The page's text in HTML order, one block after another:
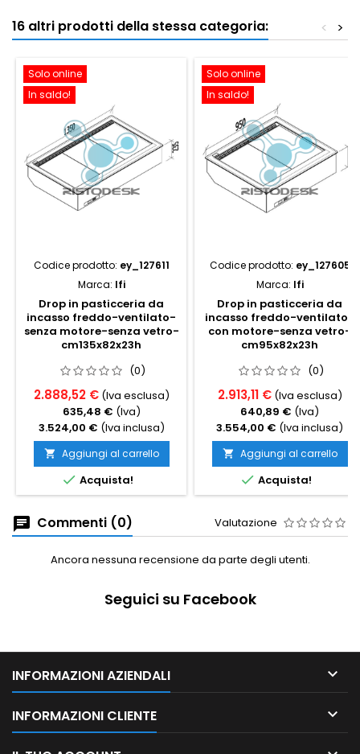
16 altri prodotti della stessa categoria: >
<
Solo online
In saldo!
Codice prodotto: ey_127611
Marca: Ifi
Drop in pasticceria da
incasso freddo-ventilato-
senza motore-senza vetro-
cm135x82x23h
(0)
2.888,52 € (Iva esclusa)
635,48 € (Iva)
3.524,00 € (Iva inclusa)
 Aggiungi al carrello
 Acquista!
Solo online
In saldo!
Codice prodotto: ey_127605
Marca: Ifi
Drop in pasticceria da
incasso freddo-ventilato-
con motore-senza vetro-
cm95x82x23h
(0)
2.913,11 € (Iva esclusa)
640,89 € (Iva)
3.554,00 € (Iva inclusa)
 Aggiungi al carrello
 Acquista!
Commenti (0) Valutazione
Ancora nessuna recensione da parte degli utenti.
Seguici su Facebook
INFORMAZIONI AZIENDALI 
INFORMAZIONI CLIENTE 